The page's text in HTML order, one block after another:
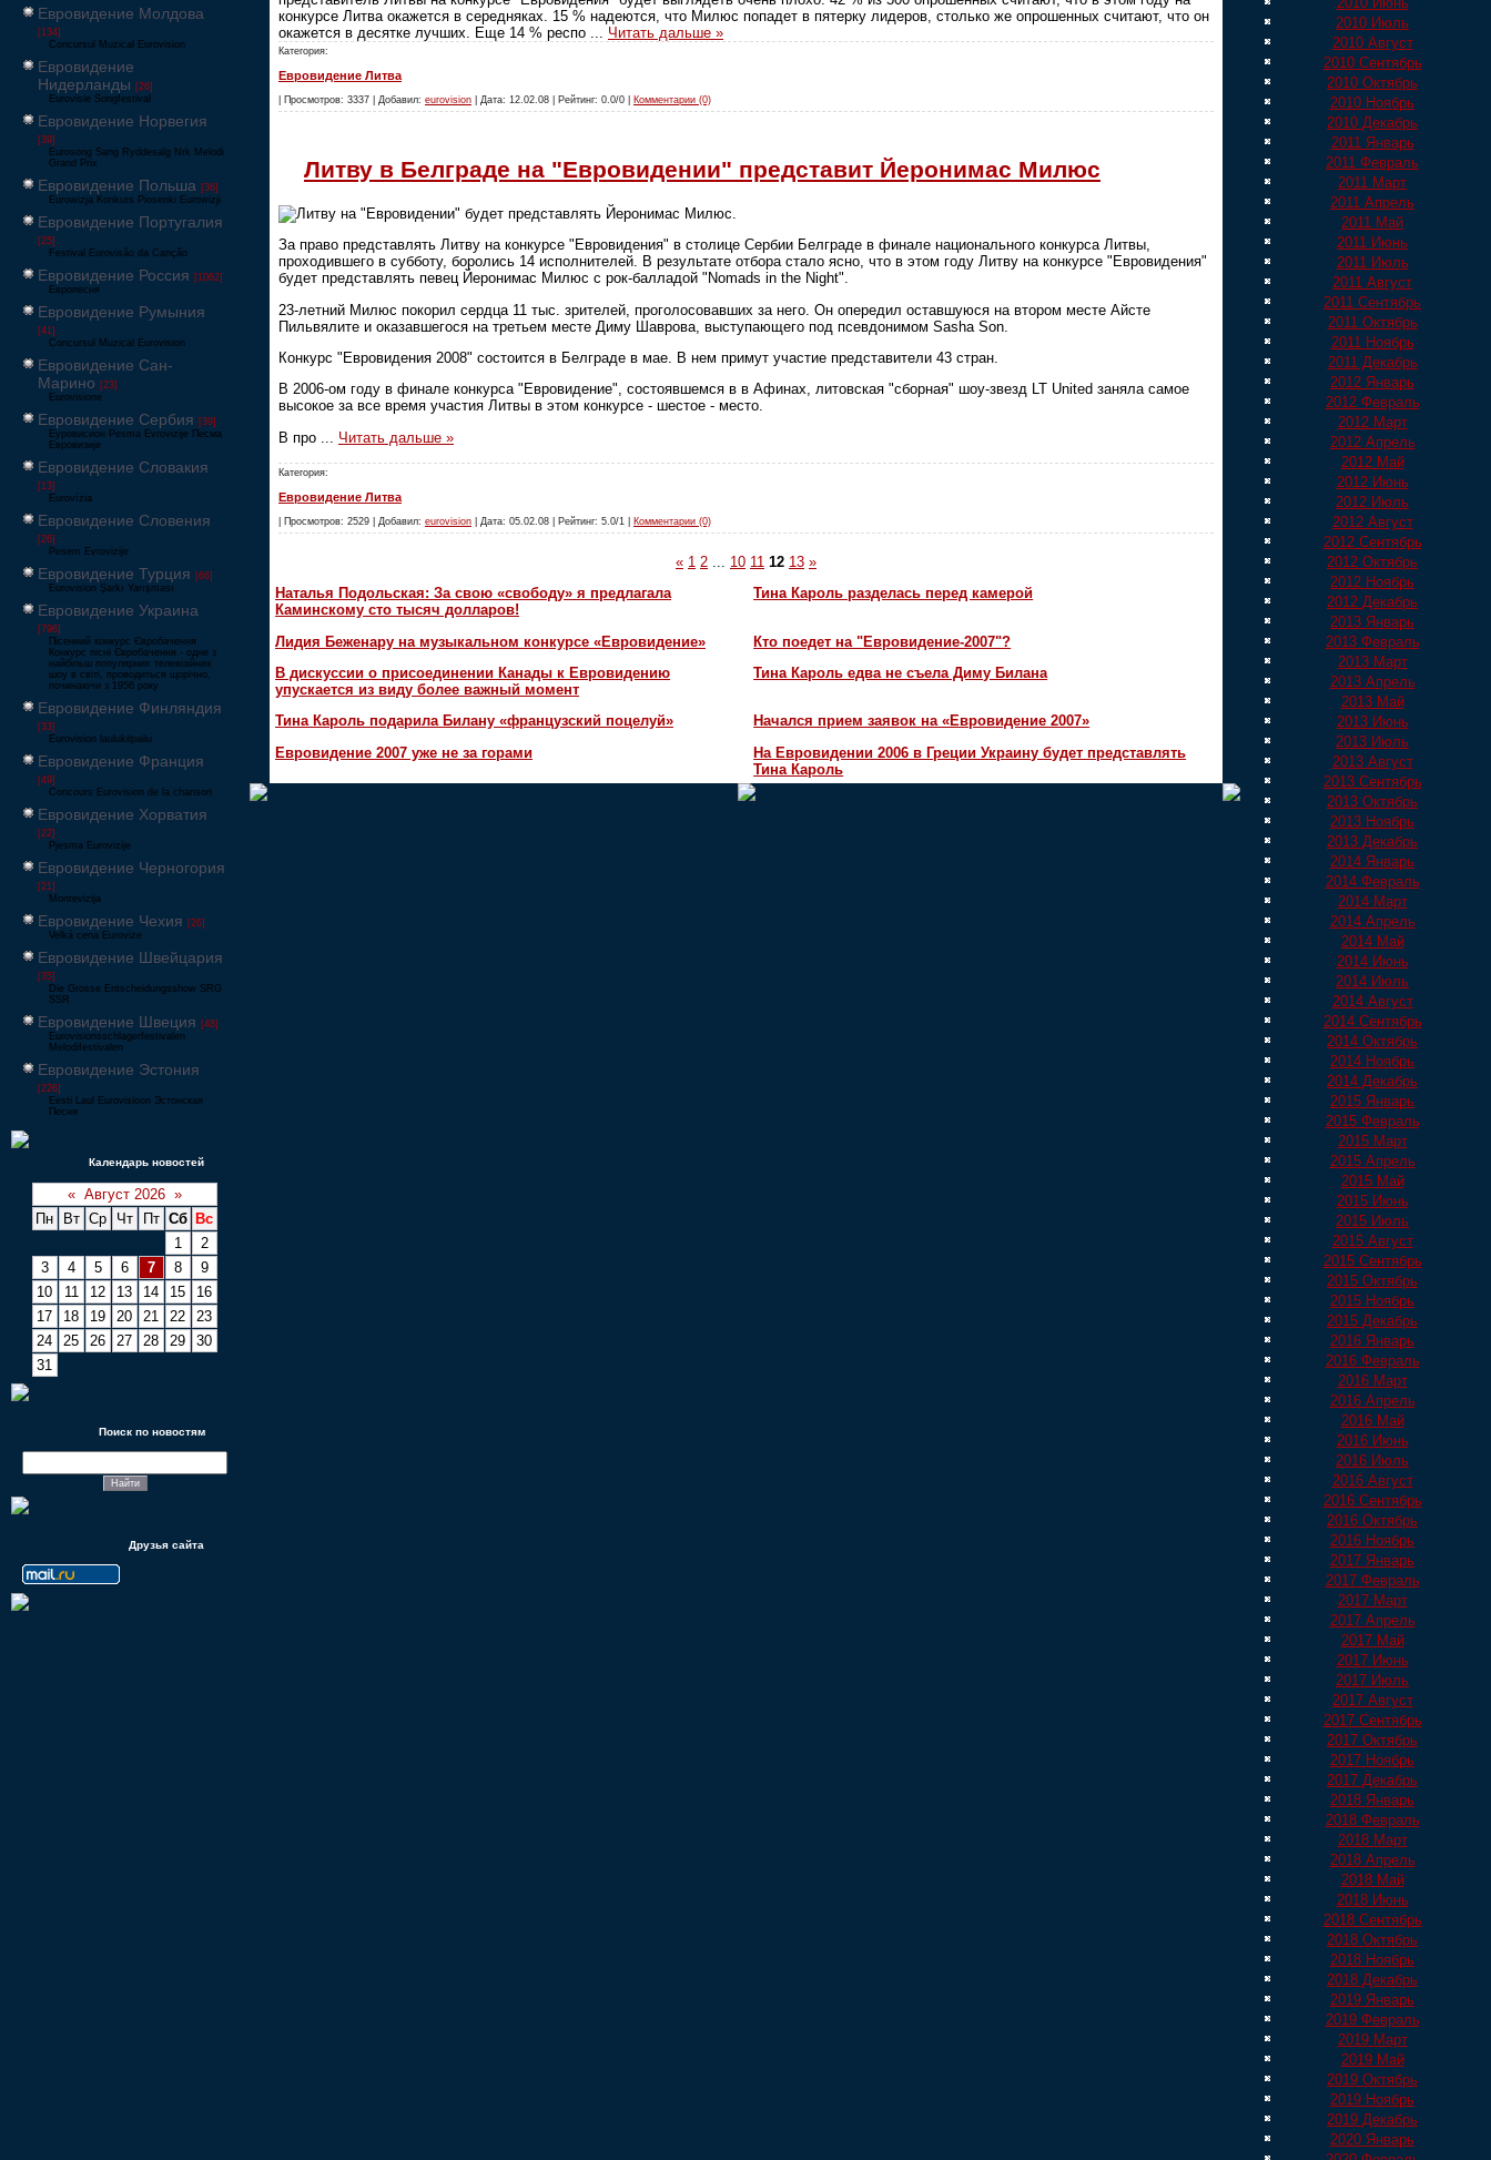
Евровидение Молдова
[134]
Concursul Muzical Eurovision
Евровидение
Нидерланды [26]
Eurovisie Songfestival
Евровидение Норвегия
[39]
Eurosong Sang Ryddesalg Nrk Melodi
Grand Prix
Евровидение Польша [36]
Eurowizja Konkurs Piosenki Eurowizji
Евровидение Португалия
[25]
Festival Eurovisão da Canção
Евровидение Россия [1062]
Европесня
Евровидение Румыния
[41]
Concursul Muzical Eurovision
Евровидение Сан-
Марино [23]
Eurovisione
Евровидение Сербия [39]
Еуровисион Pesma Evrovizije Песма
Евровизије
Евровидение Словакия
[13]
Eurovízia
Евровидение Словения
[26]
Pesem Evrovizije
Евровидение Турция [66]
Eurovision Şarkı Yarışması
Евровидение Украина
[796]
Пісенний конкурс Євробачення
Конкурс пісні Євробачення - одне з
найбільш популярних телевізійних
шоу в світі, проводиться щорічно,
починаючи з 1956 року
Евровидение Финляндия
[33]
Eurovision laulukilpailu
Евровидение Франция
[49]
Concours Eurovision de la chanson
Евровидение Хорватия
[22]
Pjesma Eurovizije
Евровидение Черногория
[21]
Montevizija
Евровидение Чехия [26]
Velká cena Eurovize
Евровидение Швейцария
[35]
Die Grosse Entscheidungsshow SRG
SSR
Евровидение Швеция [48]
Eurovisionsschlagerfestivalen
Melodifestivalen
Евровидение Эстония
[226]
Eesti Laul Eurovisioon Эстонская
Песня
Календарь новостей
« Август 2026 »
Пн
Вт Ср Чт Пт Сб
Вс
1
2
3
4 5 6 7 8
9
10
11 12 13 14 15
16
17
18 19 20 21 22
23
24
25 26 27 28 29
30
31
Поиск по новостям
Друзья сайта
конкурсе Литва окажется в середняках. 15 % надеются, что Милюс попадет в пятерку лидеров, столько же опрошенных считают, что он
окажется в десятке лучших. Еще 14 % респо
Читать дальше »
Категория:
Евровидение Литва
| Просмотров: 3337 | Добавил: eurovision | Дата: 12.02.08 | Рейтинг: 0.0/0 | Комментарии (0)
Литву в Белграде на "Евровидении" представит Йеронимас Милюс
Литву на "Евровидении" будет представлять Йеронимас Милюс.
За право представлять Литву на конкурсе "Евровидения" в столице Сербии Белграде в финале национального конкурса Литвы,
проходившего в субботу, боролись 14 исполнителей. В результате отбора стало ясно, что в этом году Литву на конкурсе "Евровидения"
будет представлять певец Йеронимас Милюс с рок-балладой "Nomads in the Night".
23-летний Милюс покорил сердца 11 тыс. зрителей, проголосовавших за него. Он опередил оставшуюся на втором месте Айсте
Пильвялите и оказавшегося на третьем месте Диму Шаврова, выступающего под псевдонимом Sasha Son.
Конкурс "Евровидения 2008" состоится в Белграде в мае. В нем примут участие представители 43 стран.
В 2006-ом году в финале конкурса "Евровидение", состоявшемся в в Афинах, литовская "сборная" шоу-звезд LT United заняла самое
высокое за все время участия Литвы в этом конкурсе - шестое - место.
В про
Читать дальше »
Категория:
Евровидение Литва
| Просмотров: 2529 | Добавил: eurovision | Дата: 05.02.08 | Рейтинг: 5.0/1 | Комментарии (0)
« 1 2 ... 10 11 12 13 »
Наталья Подольская: За свою «свободу» я предлагала
Каминскому сто тысяч долларов!
Тина Кароль разделась перед камерой
Лидия Беженару на музыкальном конкурсе «Евровидение»
Кто поедет на "Евровидение-2007"?
В дискуссии о присоединении Канады к Евровидению
упускается из виду более важный момент
Тина Кароль едва не съела Диму Билана
Тина Кароль подарила Билану «французский поцелуй»
Начался прием заявок на «Евровидение 2007»
Евровидение 2007 уже не за горами
На Евровидении 2006 в Греции Украину будет представлять
Тина Кароль
2010 Июль
2010 Август
2010 Сентябрь
2010 Октябрь
2010 Ноябрь
2010 Декабрь
2011 Январь
2011 Февраль
2011 Март
2011 Апрель
2011 Май
2011 Июнь
2011 Июль
2011 Август
2011 Сентябрь
2011 Октябрь
2011 Ноябрь
2011 Декабрь
2012 Январь
2012 Февраль
2012 Март
2012 Апрель
2012 Май
2012 Июнь
2012 Июль
2012 Август
2012 Сентябрь
2012 Октябрь
2012 Ноябрь
2012 Декабрь
2013 Январь
2013 Февраль
2013 Март
2013 Апрель
2013 Май
2013 Июнь
2013 Июль
2013 Август
2013 Сентябрь
2013 Октябрь
2013 Ноябрь
2013 Декабрь
2014 Январь
2014 Февраль
2014 Март
2014 Апрель
2014 Май
2014 Июнь
2014 Июль
2014 Август
2014 Сентябрь
2014 Октябрь
2014 Ноябрь
2014 Декабрь
2015 Январь
2015 Февраль
2015 Март
2015 Апрель
2015 Май
2015 Июнь
2015 Июль
2015 Август
2015 Сентябрь
2015 Октябрь
2015 Ноябрь
2015 Декабрь
2016 Январь
2016 Февраль
2016 Март
2016 Апрель
2016 Май
2016 Июнь
2016 Июль
2016 Август
2016 Сентябрь
2016 Октябрь
2016 Ноябрь
2017 Январь
2017 Февраль
2017 Март
2017 Апрель
2017 Май
2017 Июнь
2017 Июль
2017 Август
2017 Сентябрь
2017 Октябрь
2017 Ноябрь
2017 Декабрь
2018 Январь
2018 Февраль
2018 Март
2018 Апрель
2018 Май
2018 Июнь
2018 Сентябрь
2018 Октябрь
2018 Ноябрь
2018 Декабрь
2019 Январь
2019 Февраль
2019 Март
2019 Май
2019 Октябрь
2019 Ноябрь
2019 Декабрь
2020 Январь